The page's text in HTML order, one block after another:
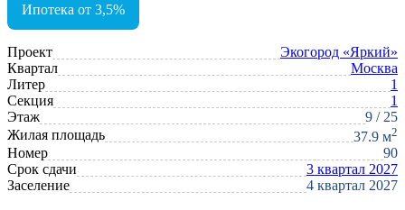
Ипотека от 3,5%
Проект
Экогород «Яркий»
Квартал
Москва
Литер
1
Секция
1
Этаж
9 / 25
Жилая площадь
37.9 м2
Номер
90
Срок сдачи
3 квартал 2027
Заселение
4 квартал 2027